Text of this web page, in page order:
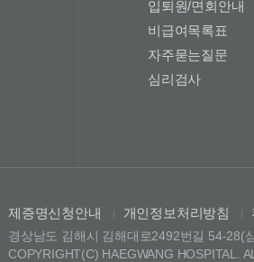
입퇴원/면회안내
비급여목록표
자주묻는질문
심리검사
제증명신청안내 | 개인정보처리방침 |
경상남도 김해시 김해대로2492번길 54-28(
COPYRIGHT(C) HAEGWANG HOSPITAL.